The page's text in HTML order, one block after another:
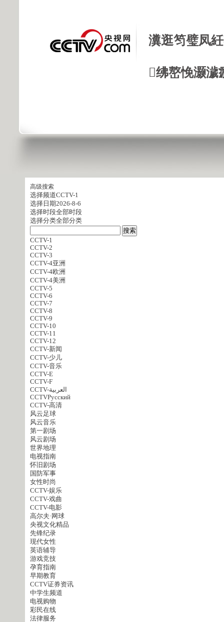
瀵逛笉璧凤
绋嶅悗灏
高级搜索
选择频道CCTV-1
选择日期2026-8-6
选择时段全部时段
选择分类全部分类
CCTV-1
CCTV-2
CCTV-3
CCTV-4亚洲
CCTV-4欧洲
CCTV-4美洲
CCTV-5
CCTV-6
CCTV-7
CCTV-8
CCTV-9
CCTV-10
CCTV-11
CCTV-12
CCTV-新闻
CCTV-少儿
CCTV-音乐
CCTV-E
CCTV-F
CCTV-العربية
CCTVPусский
CCTV-高清
风云足球
风云音乐
第一剧场
风云剧场
世界地理
电视指南
怀旧剧场
国防军事
女性时尚
CCTV-娱乐
CCTV-戏曲
CCTV-电影
高尔夫·网球
央视文化精品
先锋纪录
现代女性
英语辅导
游戏竞技
孕育指南
早期教育
CCTV证券资讯
中学生频道
电视购物
彩民在线
法律服务